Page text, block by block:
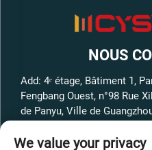
NOUS
Add: 4ᵉ étage, Bâtiment 1,
Fengbang Ouest, n°98 Rue
de Panyu, Ville de
Tél. :+86-13316062192
We value your privacy